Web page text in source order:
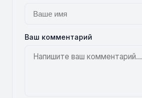
Ваш комментарий